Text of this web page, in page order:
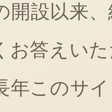
開設以来
お答えい
年このサ